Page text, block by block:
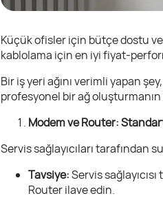
Küçük ofisler için bütçe dostu ve
kablolama için en iyi fiyat-
Bir iş yeri ağını verimli yapan
profesyonel bir ağ
Modem ve Router:
Servis sağlayıcıları tarafından
Tavsiye:Servis
Router ilave edin.